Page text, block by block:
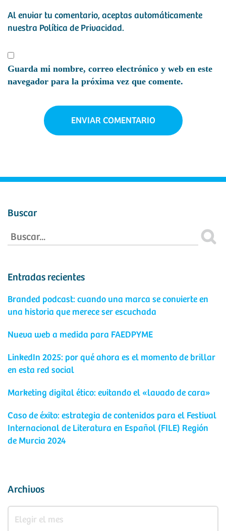
Al enviar tu comentario, aceptas automáticamente
nuestra Política de Privacidad.
Guarda mi nombre, correo electrónico y web en este
navegador para la próxima vez que comente.
Buscar
Entradas recientes
Branded podcast: cuando una marca se convierte en
una historia que merece ser escuchada
Nueva web a medida para FAEDPYME
LinkedIn 2025: por qué ahora es el momento de brillar
en esta red social
Marketing digital ético: evitando el «lavado de cara»
Caso de éxito: estrategia de contenidos para el Festival
Internacional de Literatura en Español (FILE) Región
de Murcia 2024
Archivos